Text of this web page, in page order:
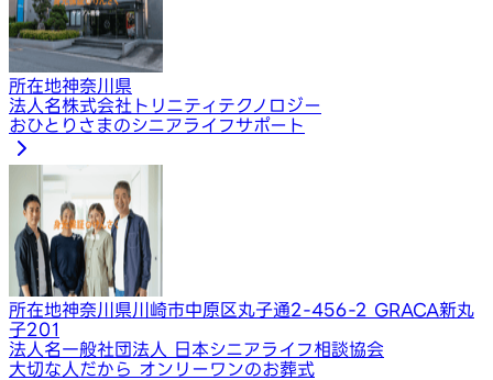
所在地神奈川県
法人名株式会社トリニティテクノロジー
おひとりさまのシニアライフサポート
所在地神奈川県川崎市中原区丸子通2-456-2 GRACA新丸
子201
法人名一般社団法人 日本シニアライフ相談協会
大切な人だから オンリーワンのお葬式